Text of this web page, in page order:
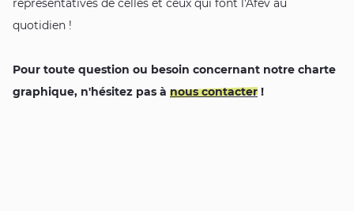
représentatives de celles et ceux qui font l'Afev au
quotidien !
Pour toute question ou besoin concernant notre charte
graphique, n'hésitez pas à nous contacter !